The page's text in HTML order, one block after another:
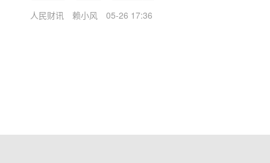
人民财讯
赖小风 05-26 17:36